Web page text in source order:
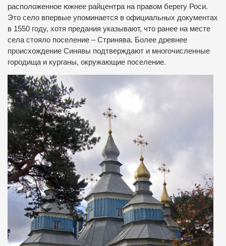
расположенное южнее райцентра на правом берегу Роси.
Это село впервые упоминается в официальных документах
в 1550 году, хотя предания указывают, что ранее на месте
села стояло поселение – Стринява. Более древнее
происхождение Синявы подтверждают и многочисленные
городища и курганы, окружающие поселение.